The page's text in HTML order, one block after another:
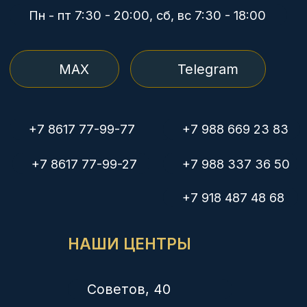
Медосмотры
Медкомиссия плавсостава
Рентген
Политика конфиденциальности
ЛО-23-01-014372 от 21.02.2020, выдана Министерством
здравоохранения Краснодарского края
Л041-01126-23/00336423 от 03.12.2019